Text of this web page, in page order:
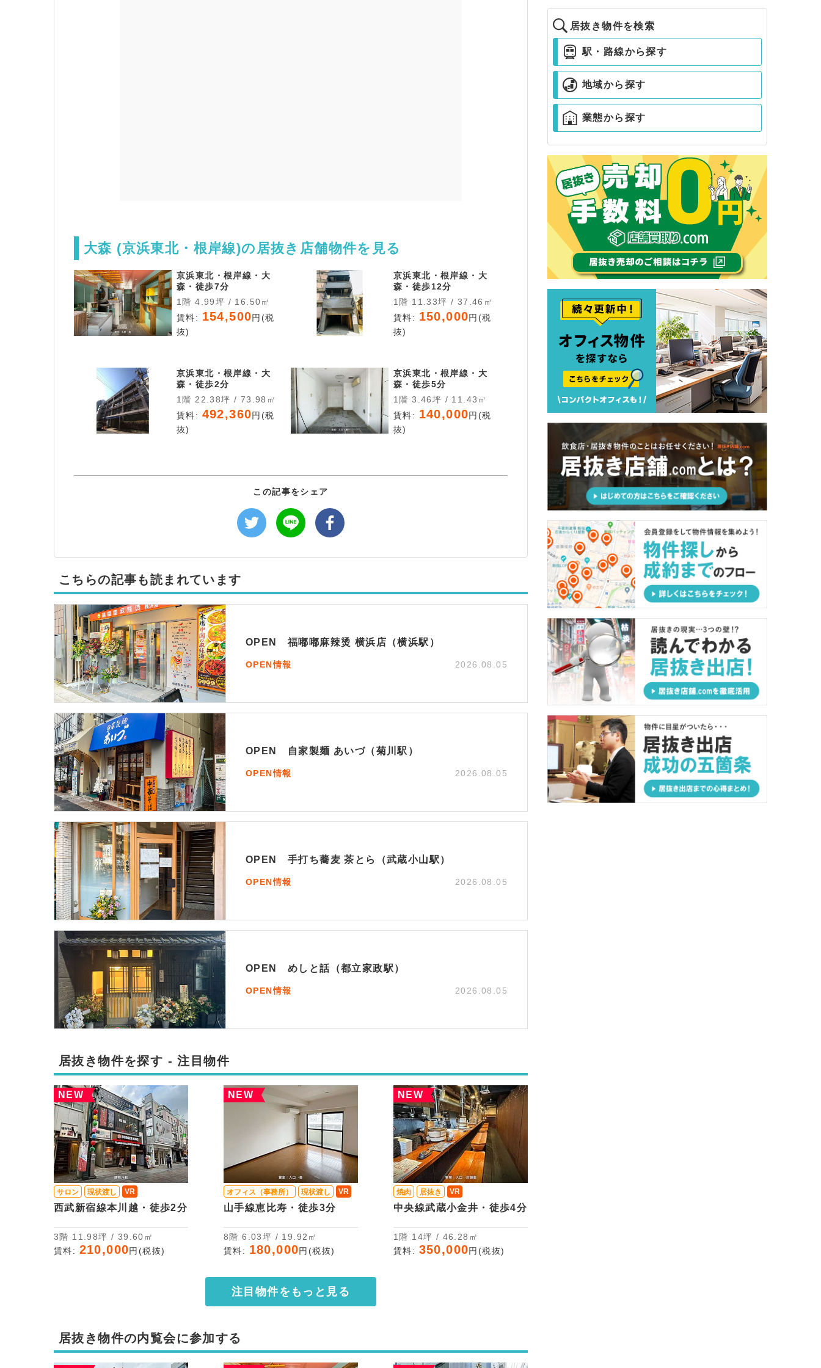
大森 (京浜東北・根岸線)の居抜き店舗物件を見る
京浜東北・根岸線・大
森・徒歩7分
1階 4.99坪 / 16.50㎡
賃料: 154,500円(税
抜)
京浜東北・根岸線・大
森・徒歩12分
1階 11.33坪 / 37.46㎡
賃料: 150,000円(税
抜)
京浜東北・根岸線・大
森・徒歩2分
1階 22.38坪 / 73.98㎡
賃料: 492,360円(税
抜)
京浜東北・根岸線・大
森・徒歩5分
1階 3.46坪 / 11.43㎡
賃料: 140,000円(税
抜)
この記事をシェア
こちらの記事も読まれています
OPEN 福嘟嘟麻辣烫 横浜店（横浜駅）
OPEN情報 2026.08.05
OPEN 自家製麺 あいづ（菊川駅）
OPEN情報 2026.08.05
OPEN 手打ち蕎麦 茶とら（武蔵小山駅）
OPEN情報 2026.08.05
OPEN めしと話（都立家政駅）
OPEN情報 2026.08.05
居抜き物件を探す - 注目物件
NEW
サロン 現状渡し VR
西武新宿線本川越・徒歩2分
3階 11.98坪 / 39.60㎡
賃料: 210,000円(税抜)
NEW
オフィス（事務所） 現状渡し VR
山手線恵比寿・徒歩3分
8階 6.03坪 / 19.92㎡
賃料: 180,000円(税抜)
NEW
焼肉 居抜き VR
中央線武蔵小金井・徒歩4分
1階 14坪 / 46.28㎡
賃料: 350,000円(税抜)
注目物件をもっと見る
居抜き物件の内覧会に参加する
居抜き物件を検索
駅・路線から探す
地域から探す
業態から探す